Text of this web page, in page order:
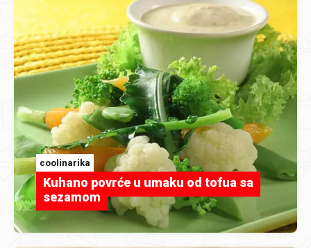
coolinarika
Kuhano povrće u umaku od tofua sa
sezamom